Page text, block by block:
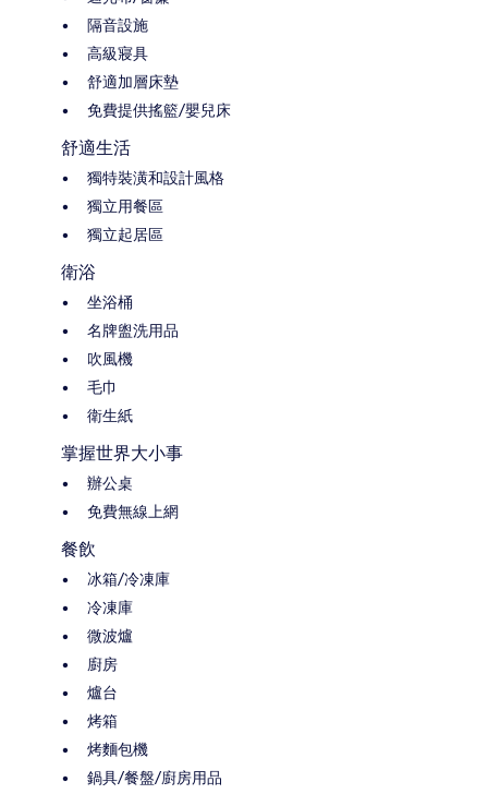
隔音設施
高級寢具
舒適加層床墊
免費提供搖籃/嬰兒床
舒適生活
獨特裝潢和設計風格
獨立用餐區
獨立起居區
衛浴
坐浴桶
名牌盥洗用品
吹風機
毛巾
衛生紙
掌握世界大小事
辦公桌
免費無線上網
餐飲
冰箱/冷凍庫
冷凍庫
微波爐
廚房
爐台
烤箱
烤麵包機
鍋具/餐盤/廚房用品